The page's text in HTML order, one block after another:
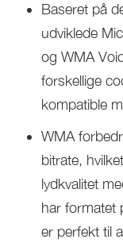
Baseret på
udviklede
og WMA
forskellige
kompatible
WMA
bitrate,
lydkvalitet
har formatet
er perfekt til